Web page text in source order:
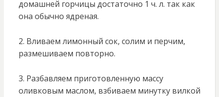
домашней горчицы достаточно 1 ч. л. так как
она обычно ядреная.
2. Вливаем лимонный сок, солим и перчим,
размешиваем повторно.
3. Разбавляем приготовленную массу
оливковым маслом, взбиваем минутку вилкой